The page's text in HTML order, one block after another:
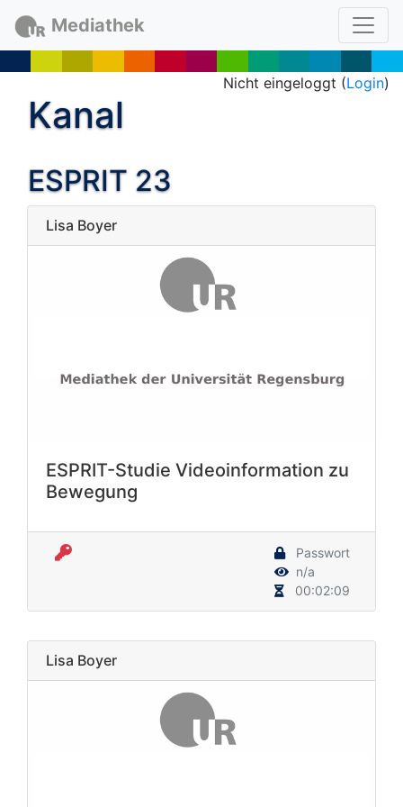
Mediathek
Nicht eingeloggt (Login)
Kanal
ESPRIT 23
Lisa Boyer
ESPRIT-Studie Videoinformation zu
Bewegung
Passwort
n/a
00:02:09
Lisa Boyer